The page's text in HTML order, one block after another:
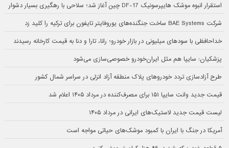
استقرار انبوه موشک هایپرسونیک DF-17 چین آغاز شد؛ سلاحی با رهگیری بسیار دشوار
شرکت BAE Systems ساخت جنگنده‌های یوروفایتر تایفون برای ترکیه را کلید زد
خداحافظی با سودهای میلیونی در بازار خودرو؛ رانا، تارا و دنا به قیمت کارخانه رسیدند
پزشکیان: سایپا هم مثل ایران‌خودرو خصوصی‌سازی می‌شود
طرح آزادسازی تردد خودروهای پلاک منطقه آزاد انزلی در سراسر شمال کشور
قیمت جدید وانت سایپا ۱۵۱ برای مصرف‌کننده در مرداد ۱۴۰۵ اعلام شد
لیست قیمت جدید لاستیک‌های ایرانی در مرداد ۱۴۰۵
آمریکا در جنگ با ایران با کمبود موشک‌های حیاتی مواجه است